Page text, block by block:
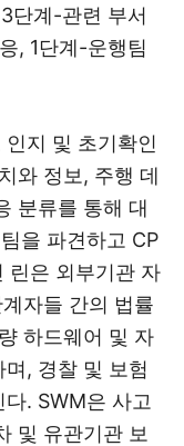
단계-관련 부서
, 1단계-운행팀
지 및 초기확인
와 정보, 주행 데
분류를 통해 대
을 파견하고 CP
린은 외부기관 자
자들 간의 법률
하드웨어 및 자
, 경찰 및 보험
. SWM은 사고
및 유관기관 보